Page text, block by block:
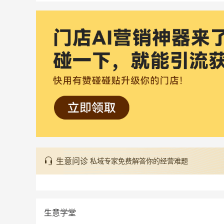
生意问诊 私域专家免费解答你的经营难题
生意学堂